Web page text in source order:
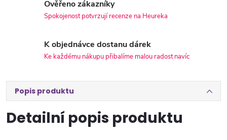
Ověřeno zákazníky
Spokojenost potvrzují recenze na Heureka
K objednávce dostanu dárek
Ke každému nákupu přibalíme malou radost navíc
Popis produktu
Detailní popis produktu